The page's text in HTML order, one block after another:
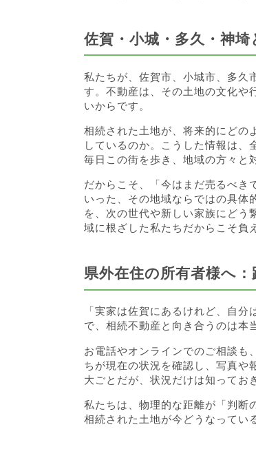
佐賀・小城・多久・神
私たちが、佐賀市、小城市、多久
す。不動産は、その土地の文化や
いからです。
相続された土地が、将来的にどの
しているのか。こうした情報は、
毎日この街を歩き、地域の方々と
だからこそ、「今はまだ売るべき
いった、その地域ならではの具体
を、次の世代や新しい家族にどう
域に根ざした私たちだからこそ負
県外在住の所有者様へ
「実家は佐賀にあるけれど、自
で、相続不動産と向き合うのは本
お電話やオンラインでのご相談も
ちが現在の状況を確認し、写真や
大ごとだが、状況だけは知ってお
私たちは、物理的な距離が「判断
相続された土地が今どうなってい